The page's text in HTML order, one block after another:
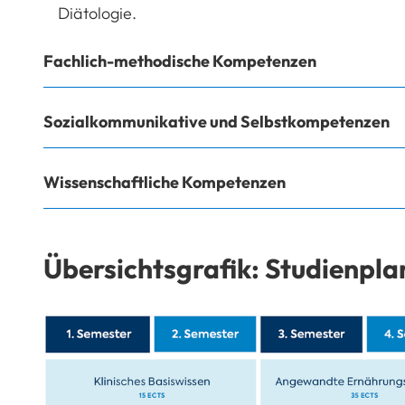
Diätologie.
Fachlich-methodische Kompetenzen
Sozialkommunikative und Selbstkompetenzen
Wissenschaftliche Kompetenzen
Übersichtsgrafik: